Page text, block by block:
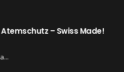
– Swiss Made!